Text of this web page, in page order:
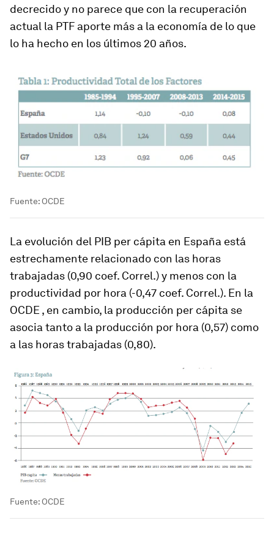
decrecido y no parece que con la recuperación
actual la PTF aporte más a la economía de lo que
lo ha hecho en los últimos 20 años.
Fuente: OCDE
La evolución del PIB per cápita en España está
estrechamente relacionado con las horas
trabajadas (0,90 coef. Correl.) y menos con la
productividad por hora (-0,47 coef. Correl.). En la
OCDE , en cambio, la producción per cápita se
asocia tanto a la producción por hora (0,57) como
a las horas trabajadas (0,80).
Fuente: OCDE